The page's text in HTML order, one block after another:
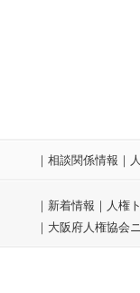
｜ 相談関係情報 ｜
｜ 新着情報 ｜ 人権
｜ 大阪府人権協会